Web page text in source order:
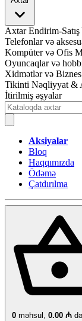
Axtar Endirim-Satış
Telefonlar və
Kompüter və Ofis
Oyuncaqlar və
Xidmətlər və Biznes
Tikinti Nəqliyyat &
İtirilmiş əşyalar
Aksiyalar
Bloq
Haqqımızda
Ödəmə
Çatdırılma
0 məhsul, 0.00 ₼